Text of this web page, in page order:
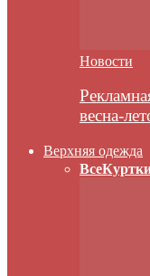
Новости
весна-
Верхняя одежда
Все